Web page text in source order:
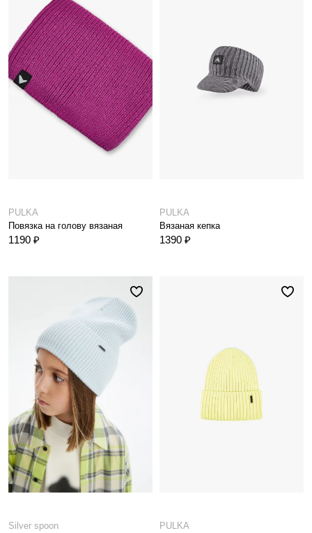
PULKA
Повязка на голову вязаная
1190 ₽
PULKA
Вязаная кепка
1390 ₽
Silver spoon
PULKA